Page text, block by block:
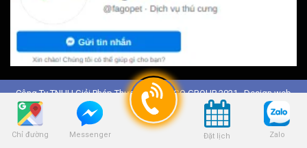
Chỉ đường Messenger Đặt lịch Zalo
Công Ty TNHH Giải Pháp Thương Mại FAGO GROUP 2021 . Design web
and SEO by FAGO AGENCY